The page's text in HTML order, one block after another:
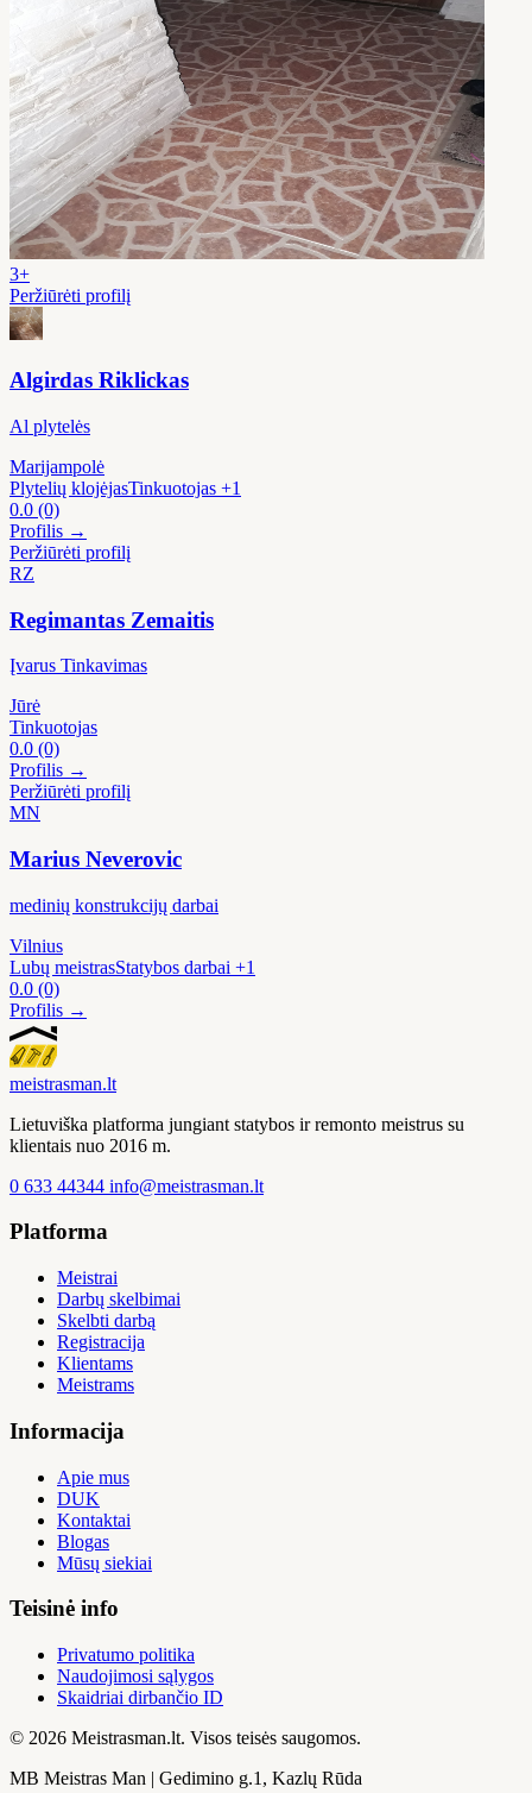
3+
Peržiūrėti profilį
Algirdas Riklickas
Al plytelės
Marijampolė
Plytelių klojėjasTinkuotojas +1
0.0 (0)
Profilis →
Peržiūrėti profilį
RZ
Regimantas Zemaitis
Įvarus Tinkavimas
Jūrė
Tinkuotojas
0.0 (0)
Profilis →
Peržiūrėti profilį
MN
Marius Neverovic
medinių konstrukcijų darbai
Vilnius
Lubų meistrasStatybos darbai +1
0.0 (0)
Profilis →
meistrasman.lt
Lietuviška platforma jungiant statybos ir remonto meistrus su
klientais nuo 2016 m.
0 633 44344 info@meistrasman.lt
Platforma
Meistrai
Darbų skelbimai
Skelbti darbą
Registracija
Klientams
Meistrams
Informacija
Apie mus
DUK
Kontaktai
Blogas
Mūsų siekiai
Teisinė info
Privatumo politika
Naudojimosi sąlygos
Skaidriai dirbančio ID
© 2026 Meistrasman.lt. Visos teisės saugomos.
MB Meistras Man | Gedimino g.1, Kazlų Rūda